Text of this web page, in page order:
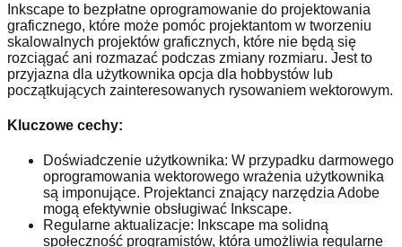
Inkscape to bezpłatne oprogramowanie do projektowania
graficznego, które może pomóc projektantom w tworzeniu
skalowalnych projektów graficznych, które nie będą się
rozciągać ani rozmazać podczas zmiany rozmiaru. Jest to
przyjazna dla użytkownika opcja dla hobbystów lub
początkujących zainteresowanych rysowaniem wektorowym.
Kluczowe cechy:
Doświadczenie użytkownika: W przypadku darmowego
oprogramowania wektorowego wrażenia użytkownika
są imponujące. Projektanci znający narzędzia Adobe
mogą efektywnie obsługiwać Inkscape.
Regularne aktualizacje: Inkscape ma solidną
społeczność programistów, która umożliwia regularne